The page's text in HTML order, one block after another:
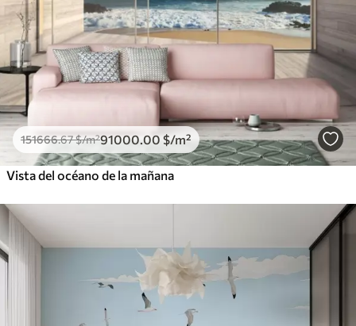
151666.67$/m²91000.00 $/m²
Vista del océano de la mañana